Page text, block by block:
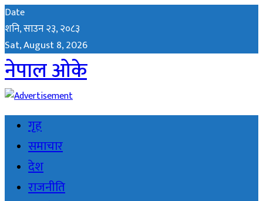
Date
शनि, साउन २३, २०८३
Sat, August 8, 2026
नेपाल ओके
गृह
समाचार
देश
राजनीति